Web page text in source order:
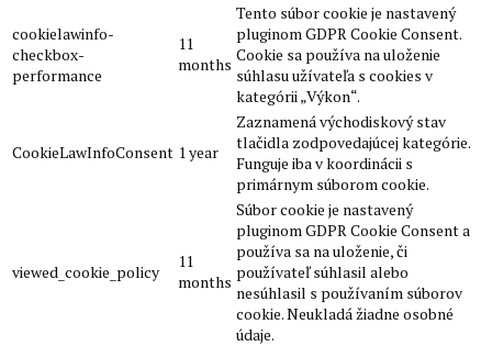
cookielawinfo-
checkbox-
performance
11
months
Tento súbor cookie je nastavený
pluginom GDPR Cookie Consent.
Cookie sa používa na uloženie
súhlasu užívateľa s cookies v
kategórii „Výkon“.
CookieLawInfoConsent 1 year
Zaznamená východiskový stav
tlačidla zodpovedajúcej kategórie.
Funguje iba v koordinácii s
primárnym súborom cookie.
viewed_cookie_policy
11
months
Súbor cookie je nastavený
pluginom GDPR Cookie Consent a
používa sa na uloženie, či
používateľ súhlasil alebo
nesúhlasil s používaním súborov
cookie. Neukladá žiadne osobné
údaje.